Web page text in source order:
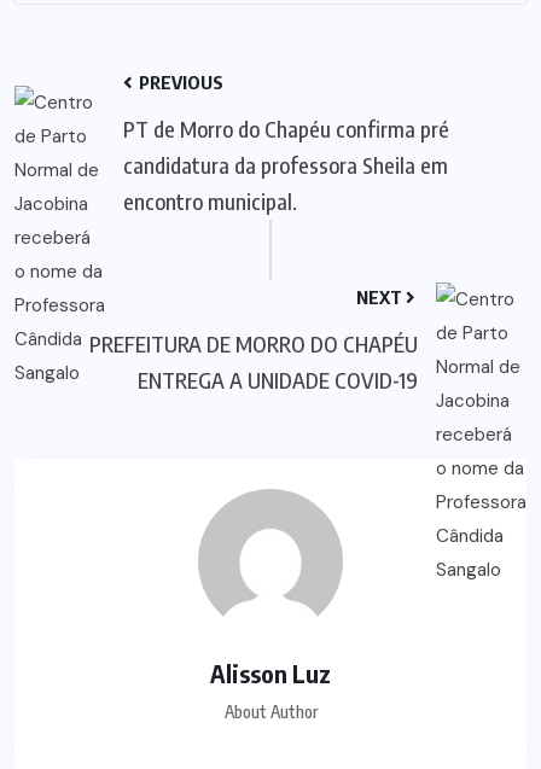
PREVIOUS
PT de Morro do Chapéu confirma pré
candidatura da professora Sheila em
encontro municipal.
NEXT
PREFEITURA DE MORRO DO CHAPÉU
ENTREGA A UNIDADE COVID-19
Alisson Luz
About Author